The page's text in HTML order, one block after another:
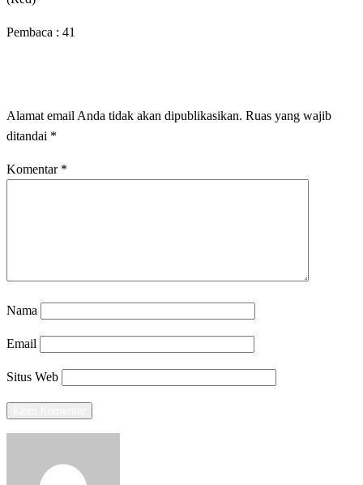
Pembaca : 41
Alamat email Anda tidak akan dipublikasikan. Ruas yang wajib
ditandai *
Komentar *
Nama
Email
Situs Web